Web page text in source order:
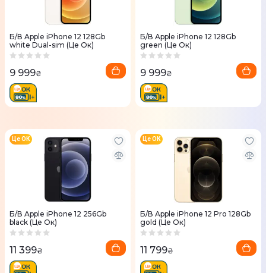
Б/В Apple iPhone 12 128Gb
white Dual-sim (Це Ок)
9 999₴
Б/В Apple iPhone 12 128Gb
green (Це Ок)
9 999₴
Б/В Apple iPhone 12 256Gb
black (Це Ок)
Це ОК
11 399₴
Б/В Apple iPhone 12 Pro 128Gb
gold (Це Ок)
Це ОК
11 799₴